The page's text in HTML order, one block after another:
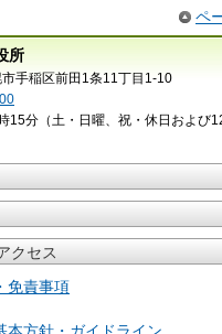
ペ
所
手稲区前田1条11丁目1-10
15分（土・日曜、祝・休日および
クセス
免責事項